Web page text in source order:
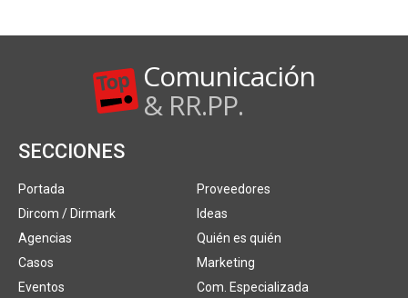
Comunicación
& RR.PP.
SECCIONES
Portada
Dircom / Dirmark
Agencias
Casos
Eventos
Proveedores
Ideas
Quién es quién
Marketing
Com. Especializada